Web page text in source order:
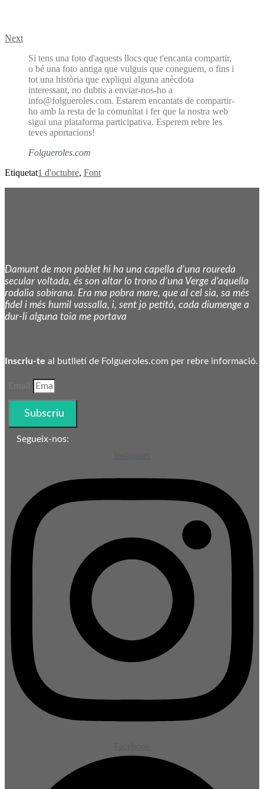
Next
Si tens una foto d'aquests llocs que t'encanta compartir,
o bé una foto antiga que vulguis que coneguem, o fins i
tot una història que expliqui alguna anècdota
interessant, no dubtis a enviar-nos-ho a
info@folgueroles.com. Estarem encantats de compartir-
ho amb la resta de la comunitat i fer que la nostra web
sigui una plataforma participativa. Esperem rebre les
teves aportacions!
Folgueroles.com
Etiquetat1 d'octubre, Font
Damunt de mon poblet hi ha una capella d’una roureda
secular voltada, és son altar lo trono d’una Verge d’aquella
rodalia sobirana. Era ma pobra mare, que al cel sia, sa més
fidel i més humil vassalla, i, sent jo petitó, cada diumenge a
dur-li alguna toia me portava
Inscriu-te al butlletí de Folgueroles.com per rebre informació.
Subscriu
Segueix-nos: